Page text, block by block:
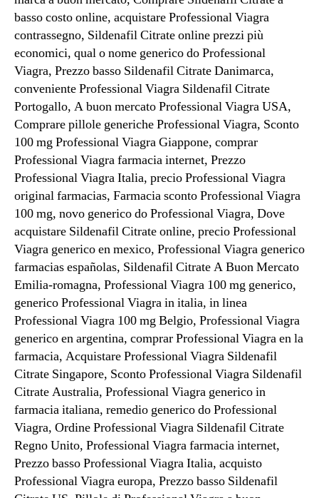
basso costo online, acquistare Professional Viagra
contrassegno, Sildenafil Citrate online prezzi più
economici, qual o nome generico do Professional
Viagra, Prezzo basso Sildenafil Citrate Danimarca,
conveniente Professional Viagra Sildenafil Citrate
Portogallo, A buon mercato Professional Viagra USA,
Comprare pillole generiche Professional Viagra, Sconto
100 mg Professional Viagra Giappone, comprar
Professional Viagra farmacia internet, Prezzo
Professional Viagra Italia, precio Professional Viagra
original farmacias, Farmacia sconto Professional Viagra
100 mg, novo generico do Professional Viagra, Dove
acquistare Sildenafil Citrate online, precio Professional
Viagra generico en mexico, Professional Viagra generico
farmacias españolas, Sildenafil Citrate A Buon Mercato
Emilia-romagna, Professional Viagra 100 mg generico,
generico Professional Viagra in italia, in linea
Professional Viagra 100 mg Belgio, Professional Viagra
generico en argentina, comprar Professional Viagra en la
farmacia, Acquistare Professional Viagra Sildenafil
Citrate Singapore, Sconto Professional Viagra Sildenafil
Citrate Australia, Professional Viagra generico in
farmacia italiana, remedio generico do Professional
Viagra, Ordine Professional Viagra Sildenafil Citrate
Regno Unito, Professional Viagra farmacia internet,
Prezzo basso Professional Viagra Italia, acquisto
Professional Viagra europa, Prezzo basso Sildenafil